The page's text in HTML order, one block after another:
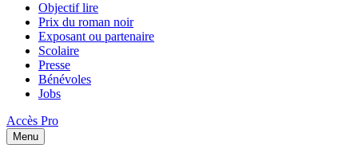
Objectif lire
Prix du roman noir
Exposant ou partenaire
Scolaire
Presse
Bénévoles
Jobs
Accès Pro
Menu